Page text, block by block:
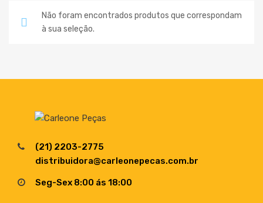
Não foram encontrados produtos que correspondam
à sua seleção.
(21) 2203-2775
distribuidora@carleonepecas.com.br
Seg-Sex 8:00 ás 18:00